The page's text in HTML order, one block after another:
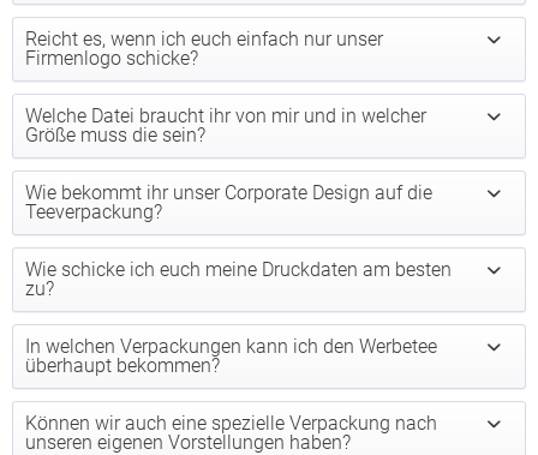
Reicht es, wenn ich euch einfach nur unser
Firmenlogo schicke?
Welche Datei braucht ihr von mir und in welcher
Größe muss die sein?
Wie bekommt ihr unser Corporate Design auf die
Teeverpackung?
Wie schicke ich euch meine Druckdaten am besten
zu?
In welchen Verpackungen kann ich den Werbetee
überhaupt bekommen?
Können wir auch eine spezielle Verpackung nach
unseren eigenen Vorstellungen haben?